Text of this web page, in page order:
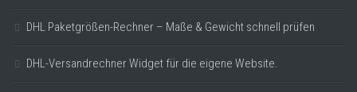
DHL Paketgrößen-Rechner – Maße & Gewicht schnell prüfen
DHL-Versandrechner Widget für die eigene Website.